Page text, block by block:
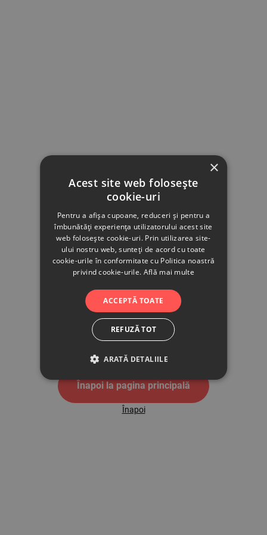
500
Înapoi la pagina principală
Înapoi
×
Acest site web folosește
cookie-uri
Pentru a afișa cupoane, reduceri și pentru a
îmbunătăți experiența utilizatorului acest site
web folosește cookie-uri. Prin utilizarea site-
ului nostru web, sunteți de acord cu toate
cookie-urile în conformitate cu Politica noastră
privind cookie-urile. Află mai multe
ACCEPTĂ TOATE
REFUZĂ TOT
ARATĂ DETALIILE